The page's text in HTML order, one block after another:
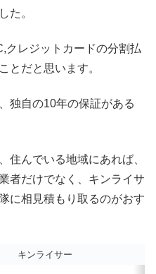
た。
クレジットカードの分割払
とだと思います。
独自の10年の保証がある
住んでいる地域にあれば、
者だけでなく、キンライサ
に相見積もり取るのがおす
キンライサー